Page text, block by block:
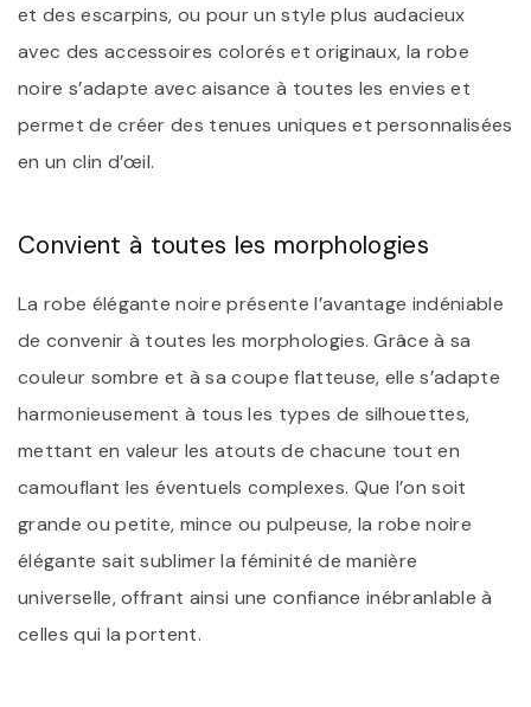
et des escarpins, ou pour un style plus audacieux
avec des accessoires colorés et originaux, la robe
noire s’adapte avec aisance à toutes les envies et
permet de créer des tenues uniques et personnalisées
en un clin d’œil.
Convient à toutes les morphologies
La robe élégante noire présente l’avantage indéniable
de convenir à toutes les morphologies. Grâce à sa
couleur sombre et à sa coupe flatteuse, elle s’adapte
harmonieusement à tous les types de silhouettes,
mettant en valeur les atouts de chacune tout en
camouflant les éventuels complexes. Que l’on soit
grande ou petite, mince ou pulpeuse, la robe noire
élégante sait sublimer la féminité de manière
universelle, offrant ainsi une confiance inébranlable à
celles qui la portent.